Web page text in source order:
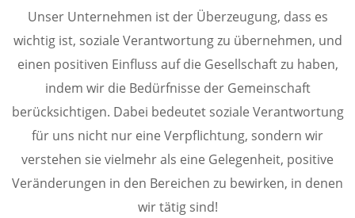
Unser Unternehmen ist der Überzeugung, dass es
wichtig ist, soziale Verantwortung zu übernehmen, und
einen positiven Einfluss auf die Gesellschaft zu haben,
indem wir die Bedürfnisse der Gemeinschaft
berücksichtigen. Dabei bedeutet soziale Verantwortung
für uns nicht nur eine Verpflichtung, sondern wir
verstehen sie vielmehr als eine Gelegenheit, positive
Veränderungen in den Bereichen zu bewirken, in denen
wir tätig sind!